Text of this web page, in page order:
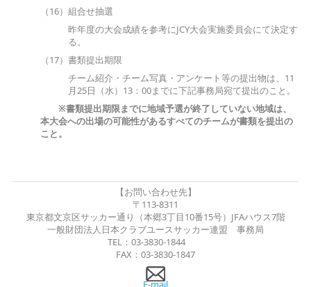
（16）組合せ抽選
昨年度の大会成績を参考にJCY大会実施委員会にて決定す
る。
（17）書類提出期限
チーム紹介・チーム写真・アンケート等の提出物は、11
月25日（水）13：00までに下記事務局宛て提出のこと。
※書類提出期限までに地域予選が終了していない地域は、
本大会への出場の可能性があるすべてのチームが書類を提出の
こと。
【お問い合わせ先】
〒113-8311
東京都文京区サッカー通り（本郷3丁目10番15号）JFAハウス7階
一般財団法人日本クラブユースサッカー連盟 事務局
TEL：03-3830-1844
FAX：03-3830-1847
E-mail